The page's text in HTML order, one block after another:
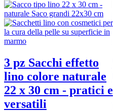
3 pz Sacchi effetto
lino colore naturale
22 x 30 cm - pratici e
versatili